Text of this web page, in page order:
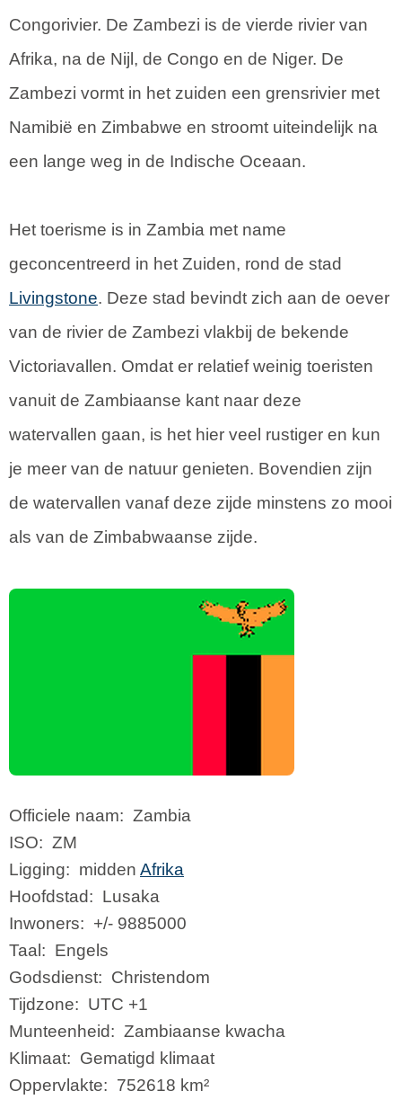
Congorivier. De Zambezi is de vierde rivier van
Afrika, na de Nijl, de Congo en de Niger. De
Zambezi vormt in het zuiden een grensrivier met
Namibië en Zimbabwe en stroomt uiteindelijk na
een lange weg in de Indische Oceaan.
Het toerisme is in Zambia met name
geconcentreerd in het Zuiden, rond de stad
Livingstone. Deze stad bevindt zich aan de oever
van de rivier de Zambezi vlakbij de bekende
Victoriavallen. Omdat er relatief weinig toeristen
vanuit de Zambiaanse kant naar deze
watervallen gaan, is het hier veel rustiger en kun
je meer van de natuur genieten. Bovendien zijn
de watervallen vanaf deze zijde minstens zo mooi
als van de Zimbabwaanse zijde.
Officiele naam: Zambia
ISO: ZM
Ligging: midden Afrika
Hoofdstad: Lusaka
Inwoners: +/- 9885000
Taal: Engels
Godsdienst: Christendom
Tijdzone: UTC +1
Munteenheid: Zambiaanse kwacha
Klimaat: Gematigd klimaat
Oppervlakte: 752618 km²